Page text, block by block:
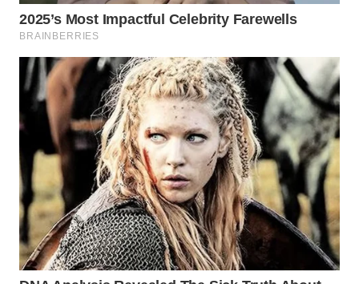
WN
KALTIM
WN
SULSEL
WN
GORONTALO
WN
SULUT
WN
MALUKU